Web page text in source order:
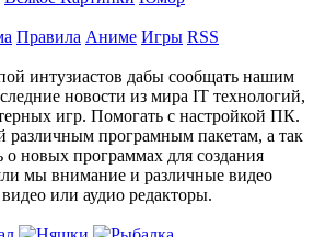
Правила Аниме Игры RSS
интузиастов дабы сообщать нашим
новости из мира IT технологий,
игр. Помогать с настройкой ПК.
различным програмным пакетам, а так
о новых программах для создания
мы внимание и различные видео
или аудио редакторы.